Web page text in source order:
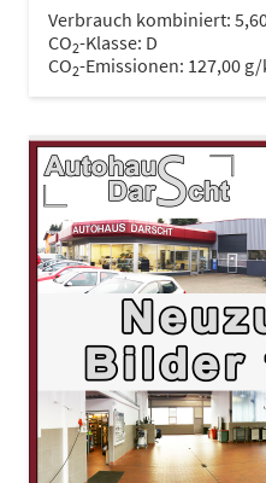
Verbrauch kombiniert:
CO2-Klasse: D
CO2-Emissionen: 127,00